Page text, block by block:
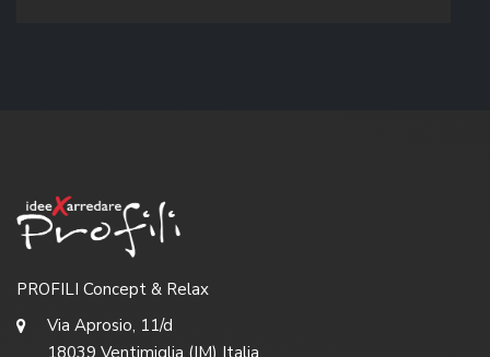
PROFILI Concept & Relax
Via Aprosio, 11/d
18039 Ventimiglia (IM) Italia